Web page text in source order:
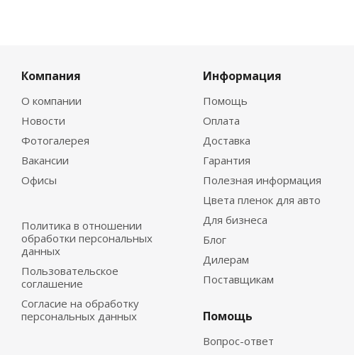
Компания
О компании
Новости
Фотогалерея
Вакансии
Офисы
Политика в отношении
обработки персональных
данных
Пользовательское
соглашение
Согласие на обработку
персональных данных
Информация
Помощь
Оплата
Доставка
Гарантия
Полезная информация
Цвета пленок для авто
Для бизнеса
Блог
Дилерам
Поставщикам
Помощь
Вопрос-ответ